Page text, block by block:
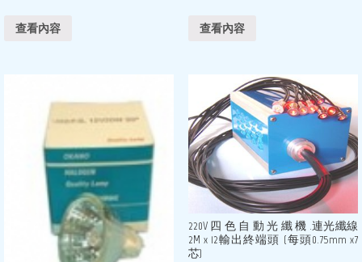
查看內容 查看內容
220V 四 色 自 動 光 纖 機 .連光纖線
2M x 12輸出終端頭 (每頭0.75mm x7
芯)